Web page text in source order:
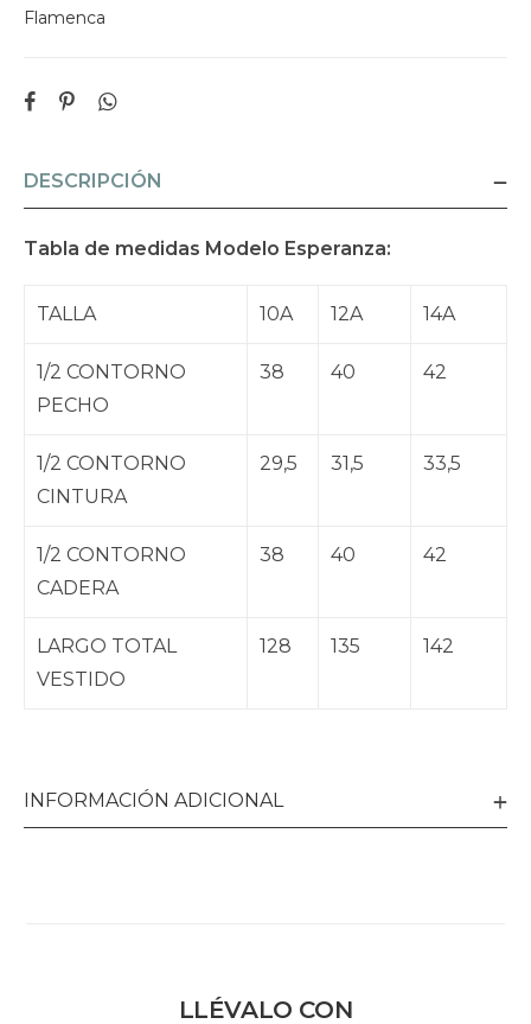
Flamenca
DESCRIPCIÓN
Tabla de medidas Modelo Esperanza:
TALLA 10A 12A 14A
1/2 CONTORNO
PECHO
38 40 42
1/2 CONTORNO
CINTURA
29,5 31,5 33,5
1/2 CONTORNO
CADERA
38 40 42
LARGO TOTAL
VESTIDO
128 135 142
INFORMACIÓN ADICIONAL
LLÉVALO CON